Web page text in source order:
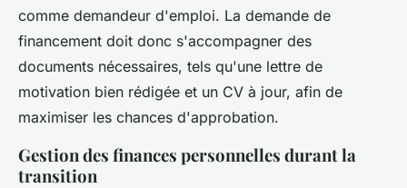
comme demandeur d'emploi. La demande de
financement doit donc s'accompagner des
documents nécessaires, tels qu'une lettre de
motivation bien rédigée et un CV à jour, afin de
maximiser les chances d'approbation.
Gestion des finances personnelles durant la
transition